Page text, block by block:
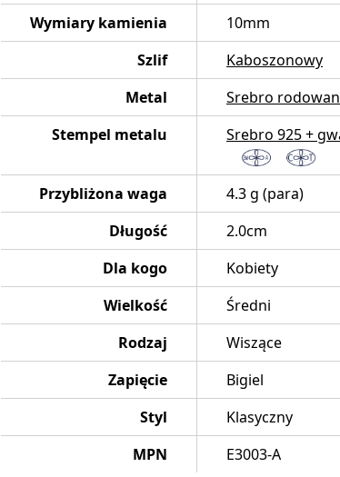
Wymiary kamienia
10mm
Szlif
Kaboszonowy
Metal
Srebro
Stempel metalu
Srebro 925 +
Przybliżona waga
4.3 g (para)
Długość
2.0cm
Dla kogo
Kobiety
Wielkość
Średni
Rodzaj
Wiszące
Zapięcie
Bigiel
Styl
Klasyczny
MPN
E3003-A